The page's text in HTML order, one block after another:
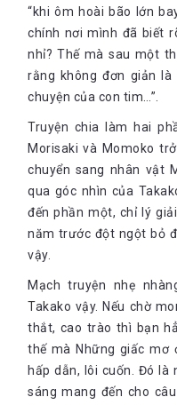
“khi ôm hoài bão lớn
chính nơi mình đã biết
nhỉ? Thế mà sau một
rằng không đơn giản
chuyện của con tim…”.
Truyện chia làm hai
Morisaki và Momoko
chuyển sang nhân vật
qua góc nhìn của
đến phần một, chỉ lý
năm trước đột ngột bỏ
vậy.
Mạch truyện nhẹ
Takako vậy. Nếu chờ
thắt, cao trào thì bạn
thế mà Những giấc mơ
hấp dẫn, lôi cuốn. Đó là
sáng mang đến cho